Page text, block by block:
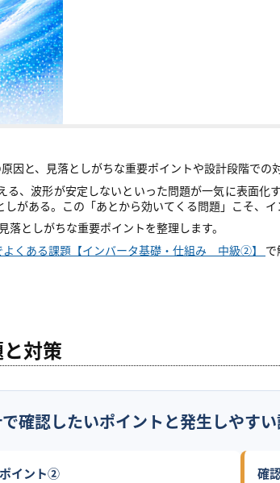
因と、見落としがちな重要ポイントや設計段階での
る、波形が安定しないといった問題が一気に表面
がある。この「あとから効いてくる問題」こそ、
としがちな重要ポイントを整理します。
よくある課題【インバータ基礎・仕組み 中級②】
対策
確認したいポイントと発生しやす
イント②
確